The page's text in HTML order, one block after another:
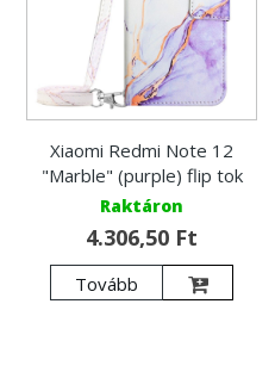
Xiaomi Redmi Note 12
"Marble" (purple) flip tok
Raktáron
4.306,50 Ft
Tovább